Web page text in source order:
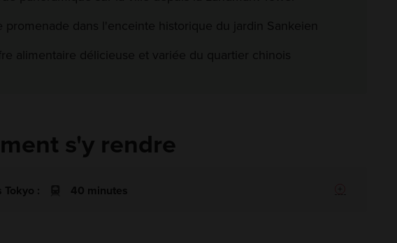
promenade dans l'enceinte historique du jardin Sankeien
alimentaire délicieuse et variée du quartier chinois
s'y rendre
Tokyo : 40 minutes